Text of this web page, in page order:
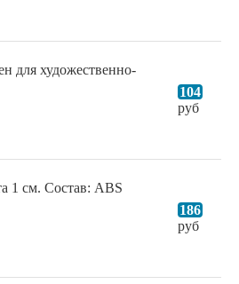
для художественно-
104
руб
1 см. Состав: ABS
186
руб